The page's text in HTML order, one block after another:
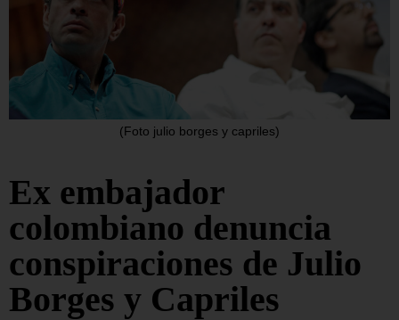
(Foto julio borges y capriles)
Ex embajador
colombiano denuncia
conspiraciones de Julio
Borges y Capriles